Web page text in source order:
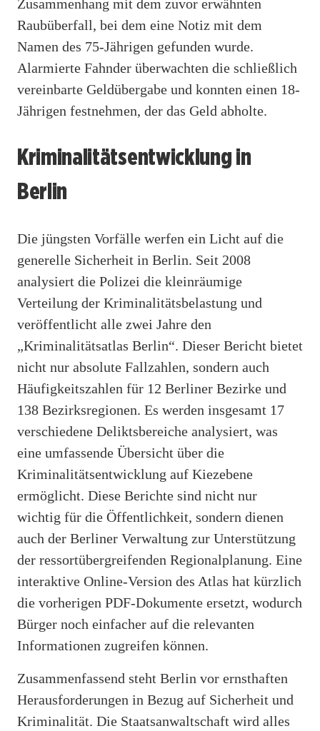
Zusammenhang mit dem zuvor erwähnten
Raubüberfall, bei dem eine Notiz mit dem
Namen des 75-Jährigen gefunden wurde.
Alarmierte Fahnder überwachten die schließlich
vereinbarte Geldübergabe und konnten einen 18-
Jährigen festnehmen, der das Geld abholte.
Kriminalitätsentwicklung in
Berlin
Die jüngsten Vorfälle werfen ein Licht auf die
generelle Sicherheit in Berlin. Seit 2008
analysiert die Polizei die kleinräumige
Verteilung der Kriminalitätsbelastung und
veröffentlicht alle zwei Jahre den
„Kriminalitätsatlas Berlin“. Dieser Bericht bietet
nicht nur absolute Fallzahlen, sondern auch
Häufigkeitszahlen für 12 Berliner Bezirke und
138 Bezirksregionen. Es werden insgesamt 17
verschiedene Deliktsbereiche analysiert, was
eine umfassende Übersicht über die
Kriminalitätsentwicklung auf Kiezebene
ermöglicht. Diese Berichte sind nicht nur
wichtig für die Öffentlichkeit, sondern dienen
auch der Berliner Verwaltung zur Unterstützung
der ressortübergreifenden Regionalplanung. Eine
interaktive Online-Version des Atlas hat kürzlich
die vorherigen PDF-Dokumente ersetzt, wodurch
Bürger noch einfacher auf die relevanten
Informationen zugreifen können.
Zusammenfassend steht Berlin vor ernsthaften
Herausforderungen in Bezug auf Sicherheit und
Kriminalität. Die Staatsanwaltschaft wird alles